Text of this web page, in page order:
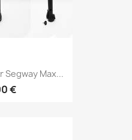
Segway Max...
€